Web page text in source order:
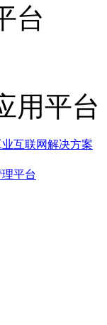
台
用平台
互联网解决方案
平台